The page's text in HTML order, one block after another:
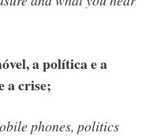
a política e a
a crise;
phones, politics